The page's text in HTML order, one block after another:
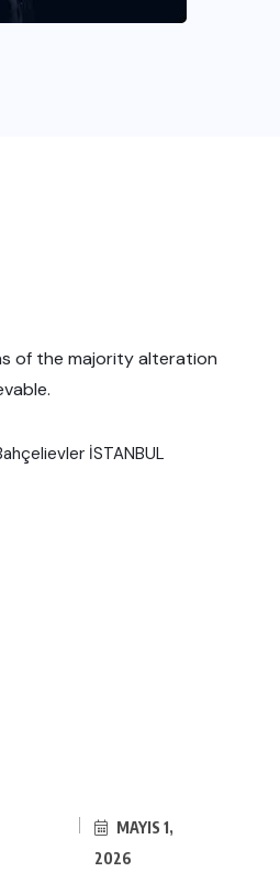
of the majority alteration
İSTANBUL
MAYIS 1,
2026